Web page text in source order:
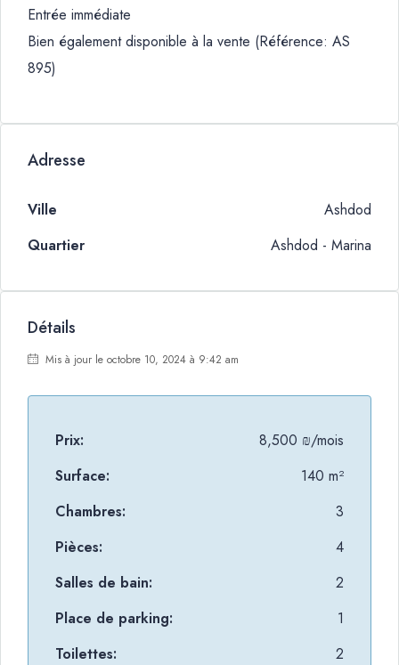
Entrée immédiate
Bien également disponible à la vente (Référence: AS
895)
Adresse
Ville
Ashdod
Quartier
Ashdod - Marina
Détails
Mis à jour le octobre 10, 2024 à 9:42 am
Prix:
8,500 ₪/mois
Surface:
140 m²
Chambres:
3
Pièces:
4
Salles de bain:
2
Place de parking:
1
Toilettes:
2